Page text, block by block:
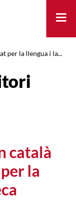
per la llengua i la...
català
la